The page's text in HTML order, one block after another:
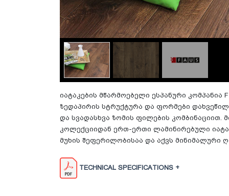
იატაკების მწარმოებელი ესპანური კომპანია
ზედაპირის სტრუქტურა და ფორმები
და სვადასხვა ზომის ფილების კომბინაციით.
კოლექციიდან ერთ-ერთი ლამინირებული
მუხის შეფერილობისაა და აქვს მინიმალური
TECHNICAL SPECIFICATIONS +